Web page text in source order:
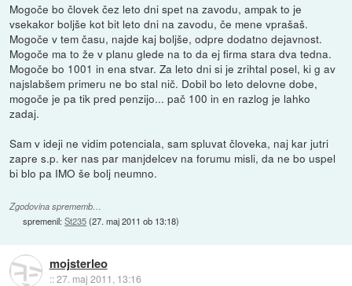
Mogoče bo človek čez leto dni spet na zavodu, ampak to je
vsekakor boljše kot bit leto dni na zavodu, če mene vprašaš.
Mogoče v tem času, najde kaj boljše, odpre dodatno dejavnost.
Mogoče ma to že v planu glede na to da ej firma stara dva tedna.
Mogoče bo 1001 in ena stvar. Za leto dni si je zrihtal posel, ki g av
najslabšem primeru ne bo stal nič. Dobil bo leto delovne dobe,
mogoče je pa tik pred penzijo... pač 100 in en razlog je lahko
zadaj.
Sam v ideji ne vidim potenciala, sam spluvat človeka, naj kar jutri
zapre s.p. ker nas par manjdelcev na forumu misli, da ne bo uspel
bi blo pa IMO še bolj neumno.
Zgodovina sprememb…
spremenil:St235(27. maj 2011 ob 13:18)
mojsterleo
::27. maj 2011, 13:16